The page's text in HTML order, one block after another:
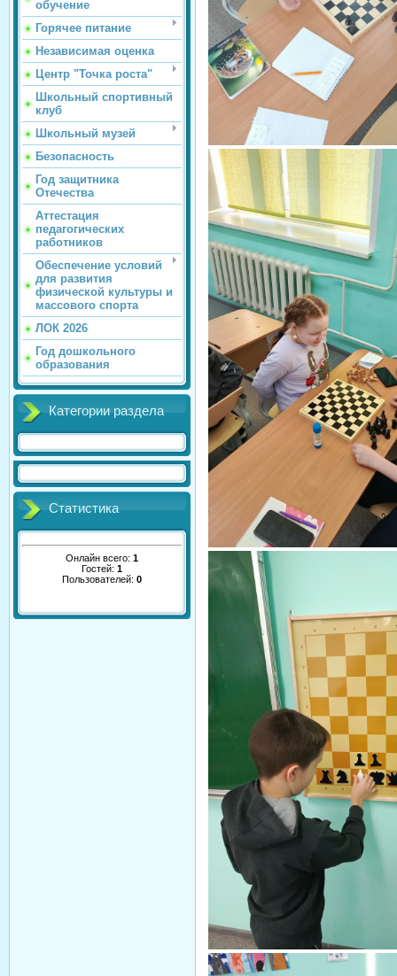
обучение
Горячее питание
Независимая оценка
Центр "Точка роста"
Школьный спортивный
клуб
Школьный музей
Безопасность
Год защитника
Отечества
Аттестация
педагогических
работников
Обеспечение условий
для развития
физической культуры и
массового спорта
ЛОК 2026
Год дошкольного
образования
Категории раздела
Статистика
Онлайн всего: 1
Гостей: 1
Пользователей: 0